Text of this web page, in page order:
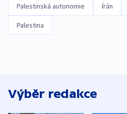
Palestinská autonomie Írán
Palestina
Výběr redakce